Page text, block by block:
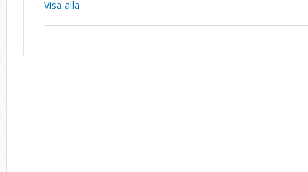
Visa alla